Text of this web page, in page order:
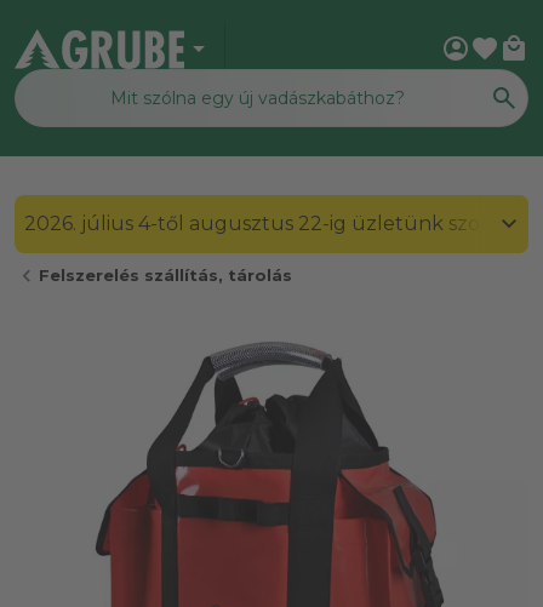
arrow_drop_down account_circlefavorite local_mall
2026. július 4-től augusztus 22-ig üzletünk
chevron_left Felszerelés szállítás, tárolás